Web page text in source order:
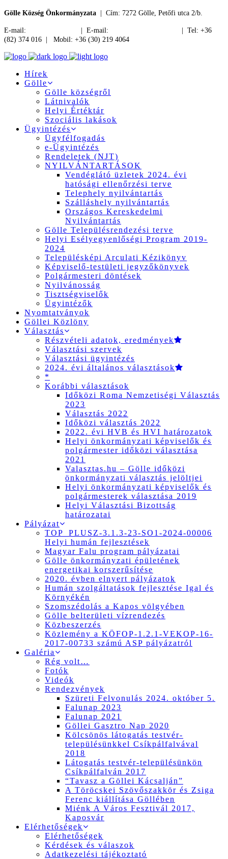
Gölle Község Önkormányzata | Cím: 7272 Gölle, Petőfi utca 2/b.
E-mail: | E-mail:
| Tel: +36
(82) 374 016 | Mobil: +36 (30) 219 4064
Hírek
Gölle
Gölle községről
Látnivalók
Helyi Értéktár
Szociális lakások
Ügyintézés
Ügyfélfogadás
e-Ügyintézés
Rendeletek (NJT)
NYILVÁNTARTÁSOK
Vendéglátó üzletek 2024. évi
hatósági ellenőrzési terve
Telephely nyilvántartás
Szálláshely nyilvántartás
Országos Kereskedelmi
Nyilvántartás
Gölle Településrendezési terve
Helyi Esélyegyenlőségi Program 2019-
2024
Településképi Arculati Kézikönyv
Képviselő-testületi jegyzőkönyvek
Polgármesteri döntések
Nyilvánosság
Tisztségviselők
Ügyintézők
Nyomtatványok
Göllei Közlöny
Választás
Részvételi adatok, eredmények
Választási szervek
Választási ügyintézés
2024. évi általános választások
*
Korábbi választások
Időközi Roma Nemzetiségi Választás
2023
Választás 2022
Időközi választás 2022
2022. évi HVB és HVI határozatok
Helyi önkormányzati képviselők és
polgármester időközi választása
2021
Valasztas.hu – Gölle időközi
önkormányzati választás jelöltjei
Helyi önkormányzati képviselők és
polgármesterek választása 2019
Helyi Választási Bizottság
határozatai
Pályázat
TOP_PLUSZ-3.1.3-23-SO1-2024-00006
Helyi humán fejlesztések
Magyar Falu program pályázatai
Gölle önkormányzati épületének
energetikai korszerűsítése
2020. évben elnyert pályázatok
Humán szolgáltatások fejlesztése Igal és
Környékén
Szomszédolás a Kapos völgyében
Gölle belterületi vízrendezés
Közbeszerzés
Közlemény a KÖFOP-1.2.1-VEKOP-16-
2017-00733 számú ASP pályázatról
Galéria
Rég volt…
Fotók
Videók
Rendezvények
Szüreti Felvonulás 2024. október 5.
Falunap 2023
Falunap 2021
Göllei Gasztro Nap 2020
Kölcsönös látogatás testvér-
településünkkel Csíkpálfalvával
2018
Látogatás testvér-településünkön
Csíkpálfalván 2017
“Tavasz a Göllei Kácsalján”
A Töröcskei Szövőszakkör és Zsiga
Ferenc kiállítása Göllében
Miénk A Város Fesztivál 2017,
Kaposvár
Elérhetőségek
Elérhetőségek
Kérdések és válaszok
Adatkezelési tájékoztató